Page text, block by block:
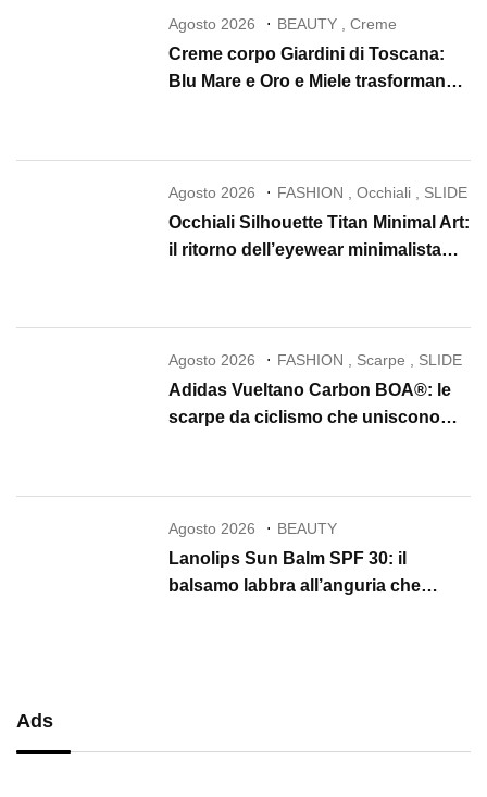
Agosto 2026 BEAUTY ,Creme
Creme corpo Giardini di Toscana:
Blu Mare e Oro e Miele trasformano
Agosto 2026 FASHION ,Occhiali SLIDE
Occhiali Silhouette Titan Minimal Art:
il ritorno dell’eyewear minimalista
Agosto 2026 FASHION , Scarpe , SLIDE
Adidas Vueltano Carbon BOA®: le
scarpe da ciclismo che uniscono
Agosto 2026 BEAUTY
Lanolips Sun Balm SPF 30: il
balsamo labbra all’anguria che
Ads